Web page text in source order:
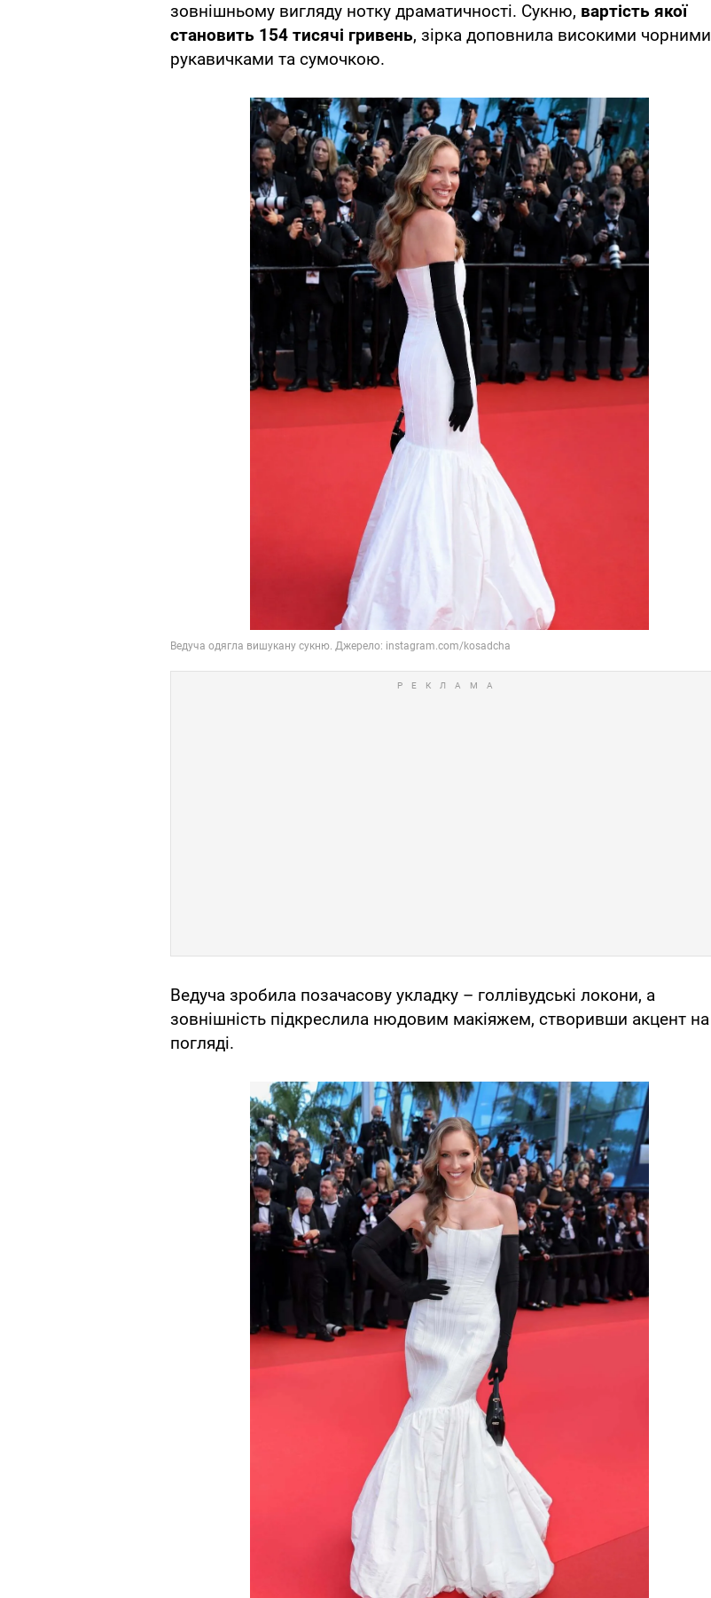
зовнішньому вигляду нотку драматичності. Сукню, вартість якої
становить 154 тисячі гривень, зірка доповнила високими чорними
рукавичками та сумочкою.
Ведуча зробила позачасову укладку – голлівудські локони, а
зовнішність підкреслила нюдовим макіяжем, створивши акцент на
погляді.